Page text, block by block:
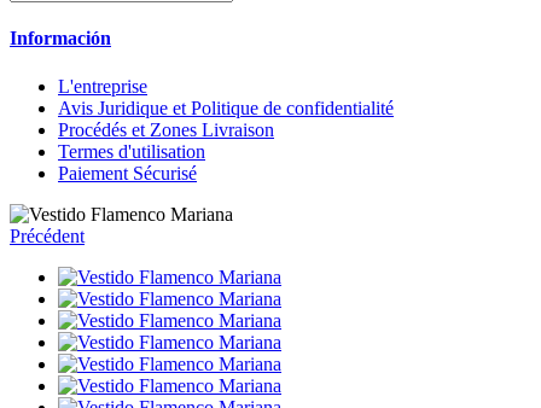
Información
L'entreprise
Avis Juridique et Politique de confidentialité
Procédés et Zones Livraison
Termes d'utilisation
Paiement Sécurisé
Précédent